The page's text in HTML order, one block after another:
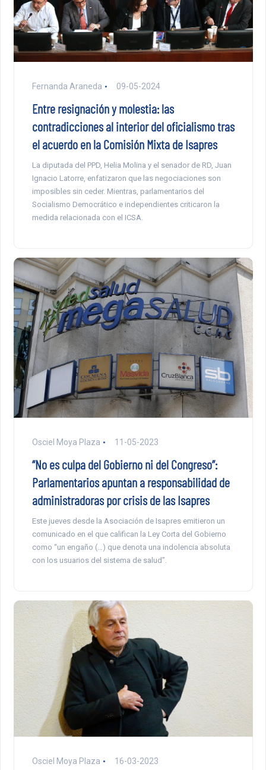
Fernanda Araneda 09-05-2024
Entre resignación y molestia: las
contradicciones al interior del oficialismo tras
el acuerdo en la Comisión Mixta de Isapres
La diputada del PPD, Helia Molina y el senador de RD, Juan
Ignacio Latorre, enfatizaron que las negociaciones son
imposibles sin ceder. Mientras, parlamentarios del
Socialismo Democrático e independientes criticaron la
medida relacionada con el ICSA.
Osciel Moya Plaza 11-05-2023
“No es culpa del Gobierno ni del Congreso”:
Parlamentarios apuntan a responsabilidad de
administradoras por crisis de las Isapres
Este jueves desde la Asociación de Isapres emitieron un
comunicado en el que califican la Ley Corta del Gobierno
como “un engaño (…) que denota una indolencia absoluta
con los usuarios del sistema de salud”.
Osciel Moya Plaza 16-03-2023